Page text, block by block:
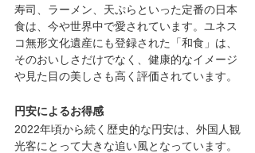
寿司、ラーメン、天ぷらといった定番の日本
食は、今や世界中で愛されています。ユネス
コ無形文化遺産にも登録された「和食」は、
そのおいしさだけでなく、健康的なイメージ
や見た目の美しさも高く評価されています。
円安によるお得感
2022年頃から続く歴史的な円安は、外国人観
光客にとって大きな追い風となっています。